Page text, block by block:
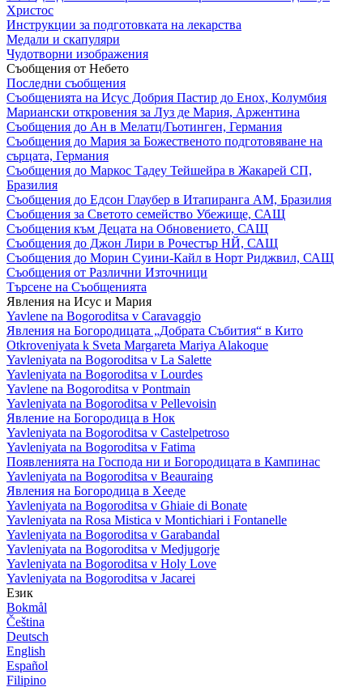
Христос
Инструкции за подготовката на лекарства
Медали и скапуляри
Чудотворни изображения
Съобщения от Небето
Последни съобщения
Съобщенията на Исус Добрия Пастир до Енох, Колумбия
Мариански откровения за Луз де Мария, Аржентина
Съобщения до Ан в Мелатц/Гьотинген, Германия
Съобщения до Мария за Божественото подготовяване на
сърцата, Германия
Съобщения до Маркос Тадеу Тейшейра в Жакарей СП,
Бразилия
Съобщения до Едсон Глаубер в Итапиранга АМ, Бразилия
Съобщения за Светото семейство Убежище, САЩ
Съобщения към Децата на Обновението, САЩ
Съобщения до Джон Лири в Рочестър НЙ, САЩ
Съобщения до Морин Суини-Кайл в Норт Риджвил, САЩ
Съобщения от Различни Източници
Търсене на Съобщенията
Явления на Исус и Мария
Yavlene na Bogoroditsa v Caravaggio
Явления на Богородицата „Добрата Събития“ в Кито
Otkroveniyata k Sveta Margareta Mariya Alakoque
Yavleniyata na Bogoroditsa v La Salette
Yavleniyata na Bogoroditsa v Lourdes
Yavlene na Bogoroditsa v Pontmain
Yavleniyata na Bogoroditsa v Pellevoisin
Явление на Богородица в Нок
Yavleniyata na Bogoroditsa v Castelpetroso
Yavleniyata na Bogoroditsa v Fatima
Появленията на Господа ни и Богородицата в Кампинас
Yavleniyata na Bogoroditsa v Beauraing
Явления на Богородица в Хееде
Yavleniyata na Bogoroditsa v Ghiaie di Bonate
Yavleniyata na Rosa Mistica v Montichiari i Fontanelle
Yavleniyata na Bogoroditsa v Garabandal
Yavleniyata na Bogoroditsa v Medjugorje
Yavleniyata na Bogoroditsa v Holy Love
Yavleniyata na Bogoroditsa v Jacarei
Език
Bokmål
Čeština
Deutsch
English
Español
Filipino